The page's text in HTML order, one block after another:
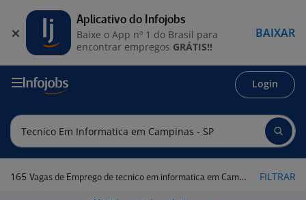
Login
165 Vagas de Emprego de tecnico em informatica em Campinas - SP FILTRAR
Aplicativo do Infojobs
Baixe o App nº 1 do Brasil para
encontrar empregos GRÁTIS!!
BAIXAR